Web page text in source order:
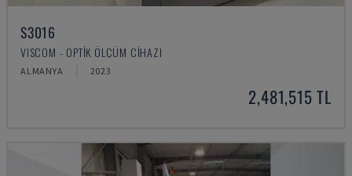
S3016
VISCOM - OPTIK ÖLÇÜM CIHAZI
ALMANYA 2023
2,481,515 TL